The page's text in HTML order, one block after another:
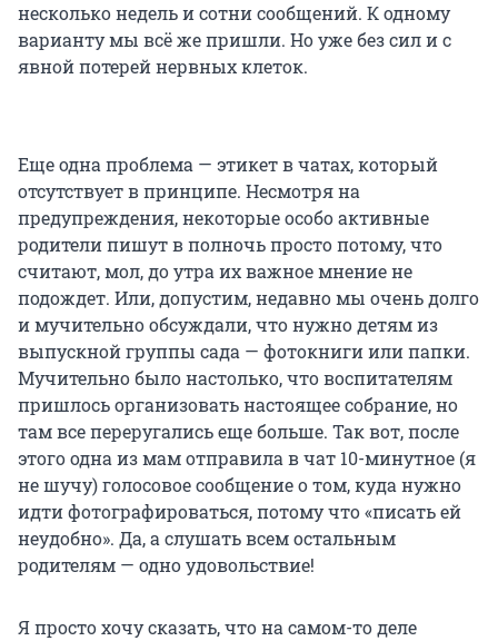
несколько недель и сотни сообщений. К одному
варианту мы всё же пришли. Но уже без сил и с
явной потерей нервных клеток.
Еще одна проблема — этикет в чатах, который
отсутствует в принципе. Несмотря на
предупреждения, некоторые особо активные
родители пишут в полночь просто потому, что
считают, мол, до утра их важное мнение не
подождет. Или, допустим, недавно мы очень долго
и мучительно обсуждали, что нужно детям из
выпускной группы сада — фотокниги или папки.
Мучительно было настолько, что воспитателям
пришлось организовать настоящее собрание, но
там все переругались еще больше. Так вот, после
этого одна из мам отправила в чат 10-минутное (я
не шучу) голосовое сообщение о том, куда нужно
идти фотографироваться, потому что «писать ей
неудобно». Да, а слушать всем остальным
родителям — одно удовольствие!
Я просто хочу сказать, что на самом-то деле